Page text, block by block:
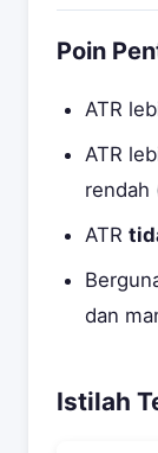
Poin
ATR
ATR
rendah
ATR
dan
Istilah